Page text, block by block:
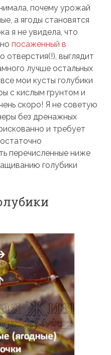
почему урожай
а ягоды становятся
я не увидела, что
посаженный в
отверстия(!), выглядит
лучше остальных
мои кусты голубики
с кислым грунтом и
скоро! Я не советую
без дренажных
и требует
перечисленные ниже
голубики